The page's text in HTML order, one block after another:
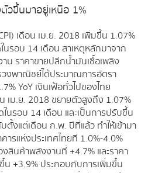
ตัวขึ้นมาอยู่เหนือ 1%
เดือน เม.ย. 2018 เพิ่มขึ้น 1.07%
นรอบ 14 เดือน สาเหตุหลักมาจาก
น ราคาขายปลีกน้ำมันเชื้อเพลิง
งพาณิชย์ได้ประมาณการอัตรา
YoY เงินเฟ้อทั่วไปของไทย
เม.ย. 2018 ขยายตัวสูงถึง 1.07%
นรอบ 14 เดือน และเป็นการปรับขึ้น
ตั้งแต่เดือน ก.พ. ปีที่แล้ว ทำให้เข้ามา
รแห่งประเทศไทยที่ 1.0%-4.0%
สินค้าพลังงานที่ +4.7% และราคา
+3.9% ประกอบกับการเพิ่มขึ้น